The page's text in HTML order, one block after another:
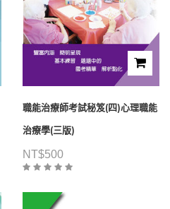
職能治療師考試秘笈(四)心理職能
治療學(三版)
NT$500